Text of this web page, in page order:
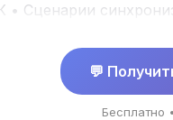
• Сценарии
💬
Бесплатно